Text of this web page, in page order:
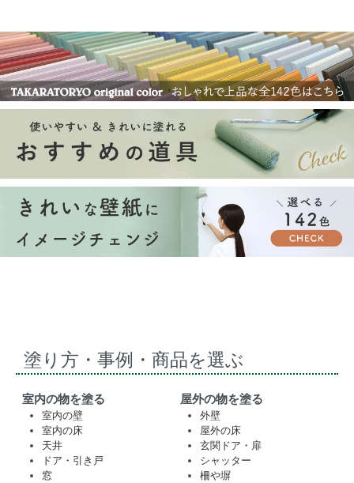
塗り方・事例・商品を選ぶ
室内の物を塗る
室内の壁
室内の床
天井
ドア・引き戸
窓
屋外の物を塗る
外壁
屋外の床
玄関ドア・扉
シャッター
柵や塀